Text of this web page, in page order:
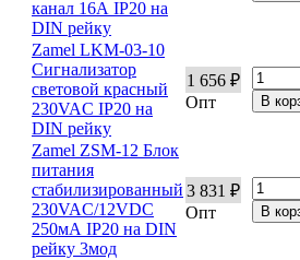
канал 16А IP20 на
DIN рейку
Zamel LKM-03-10
Сигнализатор
световой красный
230VAC IP20 на
DIN рейку
1 656 ₽
Опт
Zamel ZSM-12 Блок
питания
стабилизированный
230VAC/12VDC
250мА IP20 на DIN
рейку 3мод
3 831 ₽
Опт